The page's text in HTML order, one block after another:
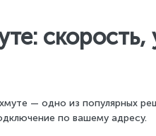
скорость,
— одно из популярных
по вашему адресу.